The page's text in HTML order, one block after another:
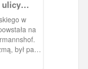
ulicy
w
na
był park